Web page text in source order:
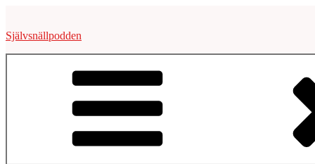
innehåll
Självsnällpodden